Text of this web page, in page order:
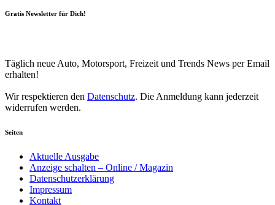
Gratis Newsletter für Dich!
Täglich neue Auto, Motorsport, Freizeit und Trends News per Email
erhalten!
Wir respektieren den Datenschutz. Die Anmeldung kann jederzeit
widerrufen werden.
Seiten
Aktuelle Ausgabe
Anzeige schalten – Online / Magazin
Datenschutzerklärung
Impressum
Kontakt